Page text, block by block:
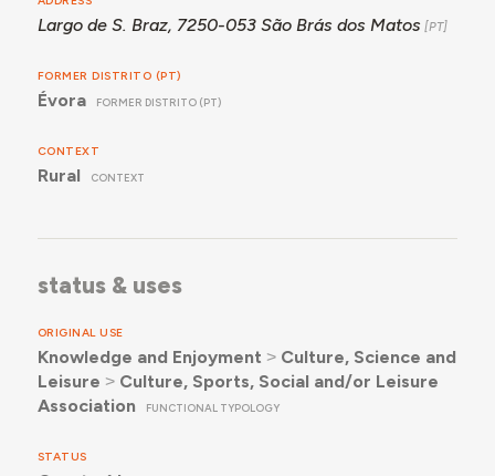
Largo de S. Braz, 7250-053 São Brás dos Matos
FORMER DISTRITO (PT)
Évora FORMER DISTRITO (PT)
CONTEXT
Rural CONTEXT
status & uses
ORIGINAL USE
Knowledge and Enjoyment ˃ Culture, Science and
Leisure ˃ Culture, Sports, Social and/or Leisure
Association
FUNCTIONAL TYPOLOGY
STATUS